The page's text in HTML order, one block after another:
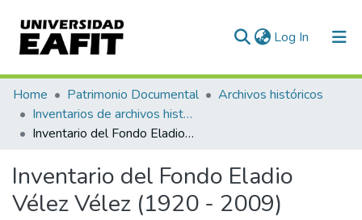
Log In (current)
Communities & Collections
All of DSpace
Home Patrimonio Documental
Archivos históricos
Inventarios de archivos históricos
Inventario del Fondo Eladio Vélez Vélez (1920 - 2009)
Inventario del Fondo Eladio
Vélez Vélez (1920 - 2009)